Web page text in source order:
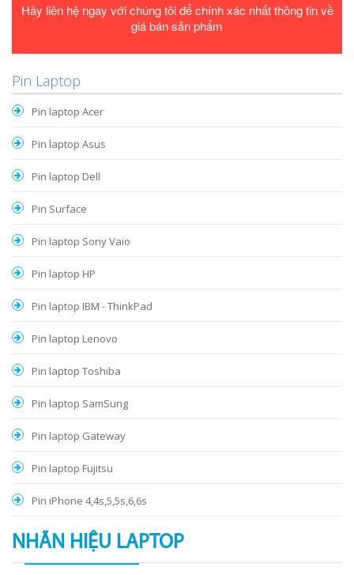
Hãy liên hệ ngay với chúng tôi để chính xác nhất thông tin về
giá bán sản phẩm
Pin Laptop
Pin laptop Acer
Pin laptop Asus
Pin laptop Dell
Pin Surface
Pin laptop Sony Vaio
Pin laptop HP
Pin laptop IBM - ThinkPad
Pin laptop Lenovo
Pin laptop Toshiba
Pin laptop SamSung
Pin laptop Gateway
Pin laptop Fujitsu
Pin iPhone 4,4s,5,5s,6,6s
NHÃN HIỆU LAPTOP